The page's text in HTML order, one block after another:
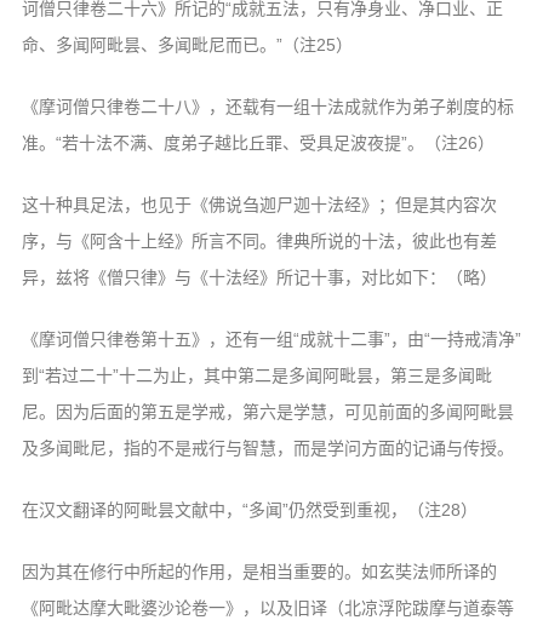
诃僧只律卷二十六》所记的“成就五法，只有净身业、净口业、正
命、多闻阿毗昙、多闻毗尼而已。”（注25）
《摩诃僧只律卷二十八》，还载有一组十法成就作为弟子剃度的标
准。“若十法不满、度弟子越比丘罪、受具足波夜提”。（注26）
这十种具足法，也见于《佛说刍迦尸迦十法经》；但是其内容次
序，与《阿含十上经》所言不同。律典所说的十法，彼此也有差
异，兹将《僧只律》与《十法经》所记十事，对比如下：（略）
《摩诃僧只律卷第十五》，还有一组“成就十二事”，由“一持戒清净”
到“若过二十”十二为止，其中第二是多闻阿毗昙，第三是多闻毗
尼。因为后面的第五是学戒，第六是学慧，可见前面的多闻阿毗昙
及多闻毗尼，指的不是戒行与智慧，而是学问方面的记诵与传授。
在汉文翻译的阿毗昙文献中，“多闻”仍然受到重视，（注28）
因为其在修行中所起的作用，是相当重要的。如玄奘法师所译的
《阿毗达摩大毗婆沙论卷一》，以及旧译（北凉浮陀跋摩与道泰等